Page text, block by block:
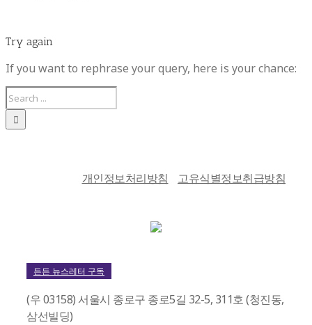
Try again
If you want to rephrase your query, here is your chance:
개인정보처리방침 고유식별정보취급방침
든든 뉴스레터 구독
(우 03158) 서울시 종로구 종로5길 32-5, 311호 (청진동,
삼선빌딩)